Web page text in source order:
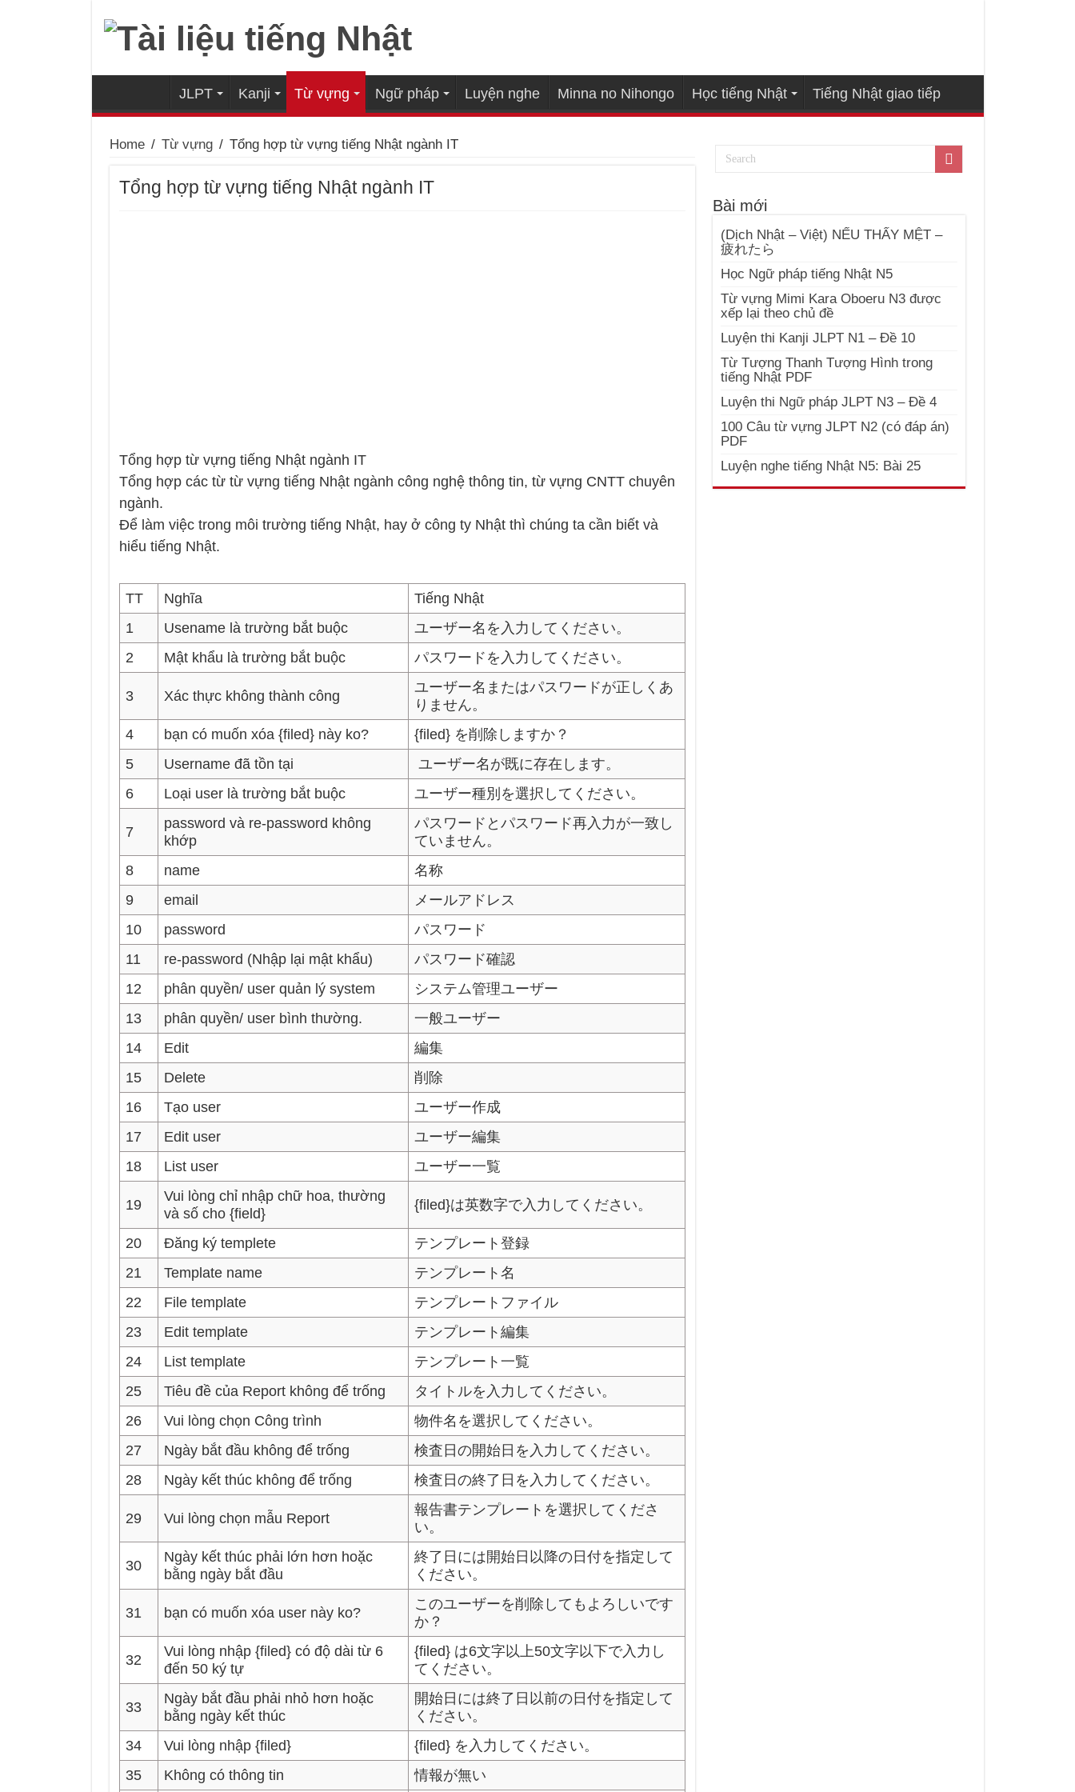
JLPT Kanji Từ vựng Ngữ pháp Luyện nghe Minna no Nihongo Học tiếng Nhật Tiếng Nhật giao tiếp
Home / Từ vựng / Tổng hợp từ vựng tiếng Nhật ngành IT
Tổng hợp từ vựng tiếng Nhật ngành IT
Tổng hợp từ vựng tiếng Nhật ngành IT
Tổng hợp các từ từ vựng tiếng Nhật ngành công nghệ thông tin, từ vựng CNTT chuyên
ngành.
Để làm việc trong môi trường tiếng Nhật, hay ở công ty Nhật thì chúng ta cần biết và
hiểu tiếng Nhật.
TT Nghĩa
Tiếng Nhật
1
Usename là trường bắt buộc
ユーザー名を入力してください。
2
Mật khẩu là trường bắt buộc パスワードを入力してください。
3 Xác thực không thành công
ユーザー名またはパスワードが正しくあ
りません。
4
bạn có muốn xóa {filed} này ko?
{filed} を削除しますか？
5
Username đã tồn tại
ユーザー名が既に存在します。
6
Loại user là trường bắt buộc ユーザー種別を選択してください。
7
password và re-password không
khớp
パスワードとパスワード再入力が一致し
ていません。
8
name
名称
9
email
メールアドレス
10
password
パスワード
11
re-password (Nhập lại mật khẩu)
パスワード確認
12
phân quyền/ user quản lý system
システム管理ユーザー
13
phân quyền/ user bình thường.
一般ユーザー
14
Edit
編集
15
Delete
削除
16
Tạo user
ユーザー作成
17
Edit user
ユーザー編集
18
List user ユーザー⼀覧
19
Vui lòng chỉ nhập chữ hoa, thường
và số cho {field}
{filed}は英数字で入力してください。
20 Đăng ký templete
テンプレート登録
21
Template name
テンプレート名
22
File template
テンプレートファイル
23
Edit template
テンプレート編集
24
List template
テンプレート⼀覧
25
Tiêu đề của Report không để trống
タイトルを入力してください。
26
Vui lòng chọn Công trình
物件名を選択してください。
27
Ngày bắt đầu không để trống
検査日の開始日を入力してください。
28
Ngày kết thúc không để trống 検査日の終了日を入力してください。
29 Vui lòng chọn mẫu Report
報告書テンプレートを選択してくださ
い。
30
Ngày kết thúc phải lớn hơn hoặc
bằng ngày bắt đầu
終了日には開始日以降の日付を指定して
ください。
31 bạn có muốn xóa user này ko?
このユーザーを削除してもよろしいです
か？
32
Vui lòng nhập {filed} có độ dài từ 6
đến 50 ký tự
{filed} は6文字以上50文字以下で入力し
てください。
33
Ngày bắt đầu phải nhỏ hơn hoặc
bằng ngày kết thúc
開始日には終了日以前の日付を指定して
ください。
34
Vui lòng nhập {filed}
{filed} を入力してください。
35
Không có thông tin 情報が無い
Bài mới
(Dịch Nhật – Việt) NẾU THẤY MỆT –
疲れたら
Học Ngữ pháp tiếng Nhật N5
Từ vựng Mimi Kara Oboeru N3 được
xếp lại theo chủ đề
Luyện thi Kanji JLPT N1 – Đề 10
Từ Tượng Thanh Tượng Hình trong
tiếng Nhật PDF
Luyện thi Ngữ pháp JLPT N3 – Đề 4
100 Câu từ vựng JLPT N2 (có đáp án)
PDF
Luyện nghe tiếng Nhật N5: Bài 25